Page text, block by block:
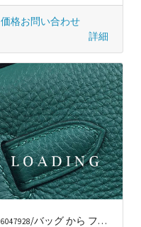
価格お問い合わせ
詳細
6047928/バッグ から ファッションラグジュアリー